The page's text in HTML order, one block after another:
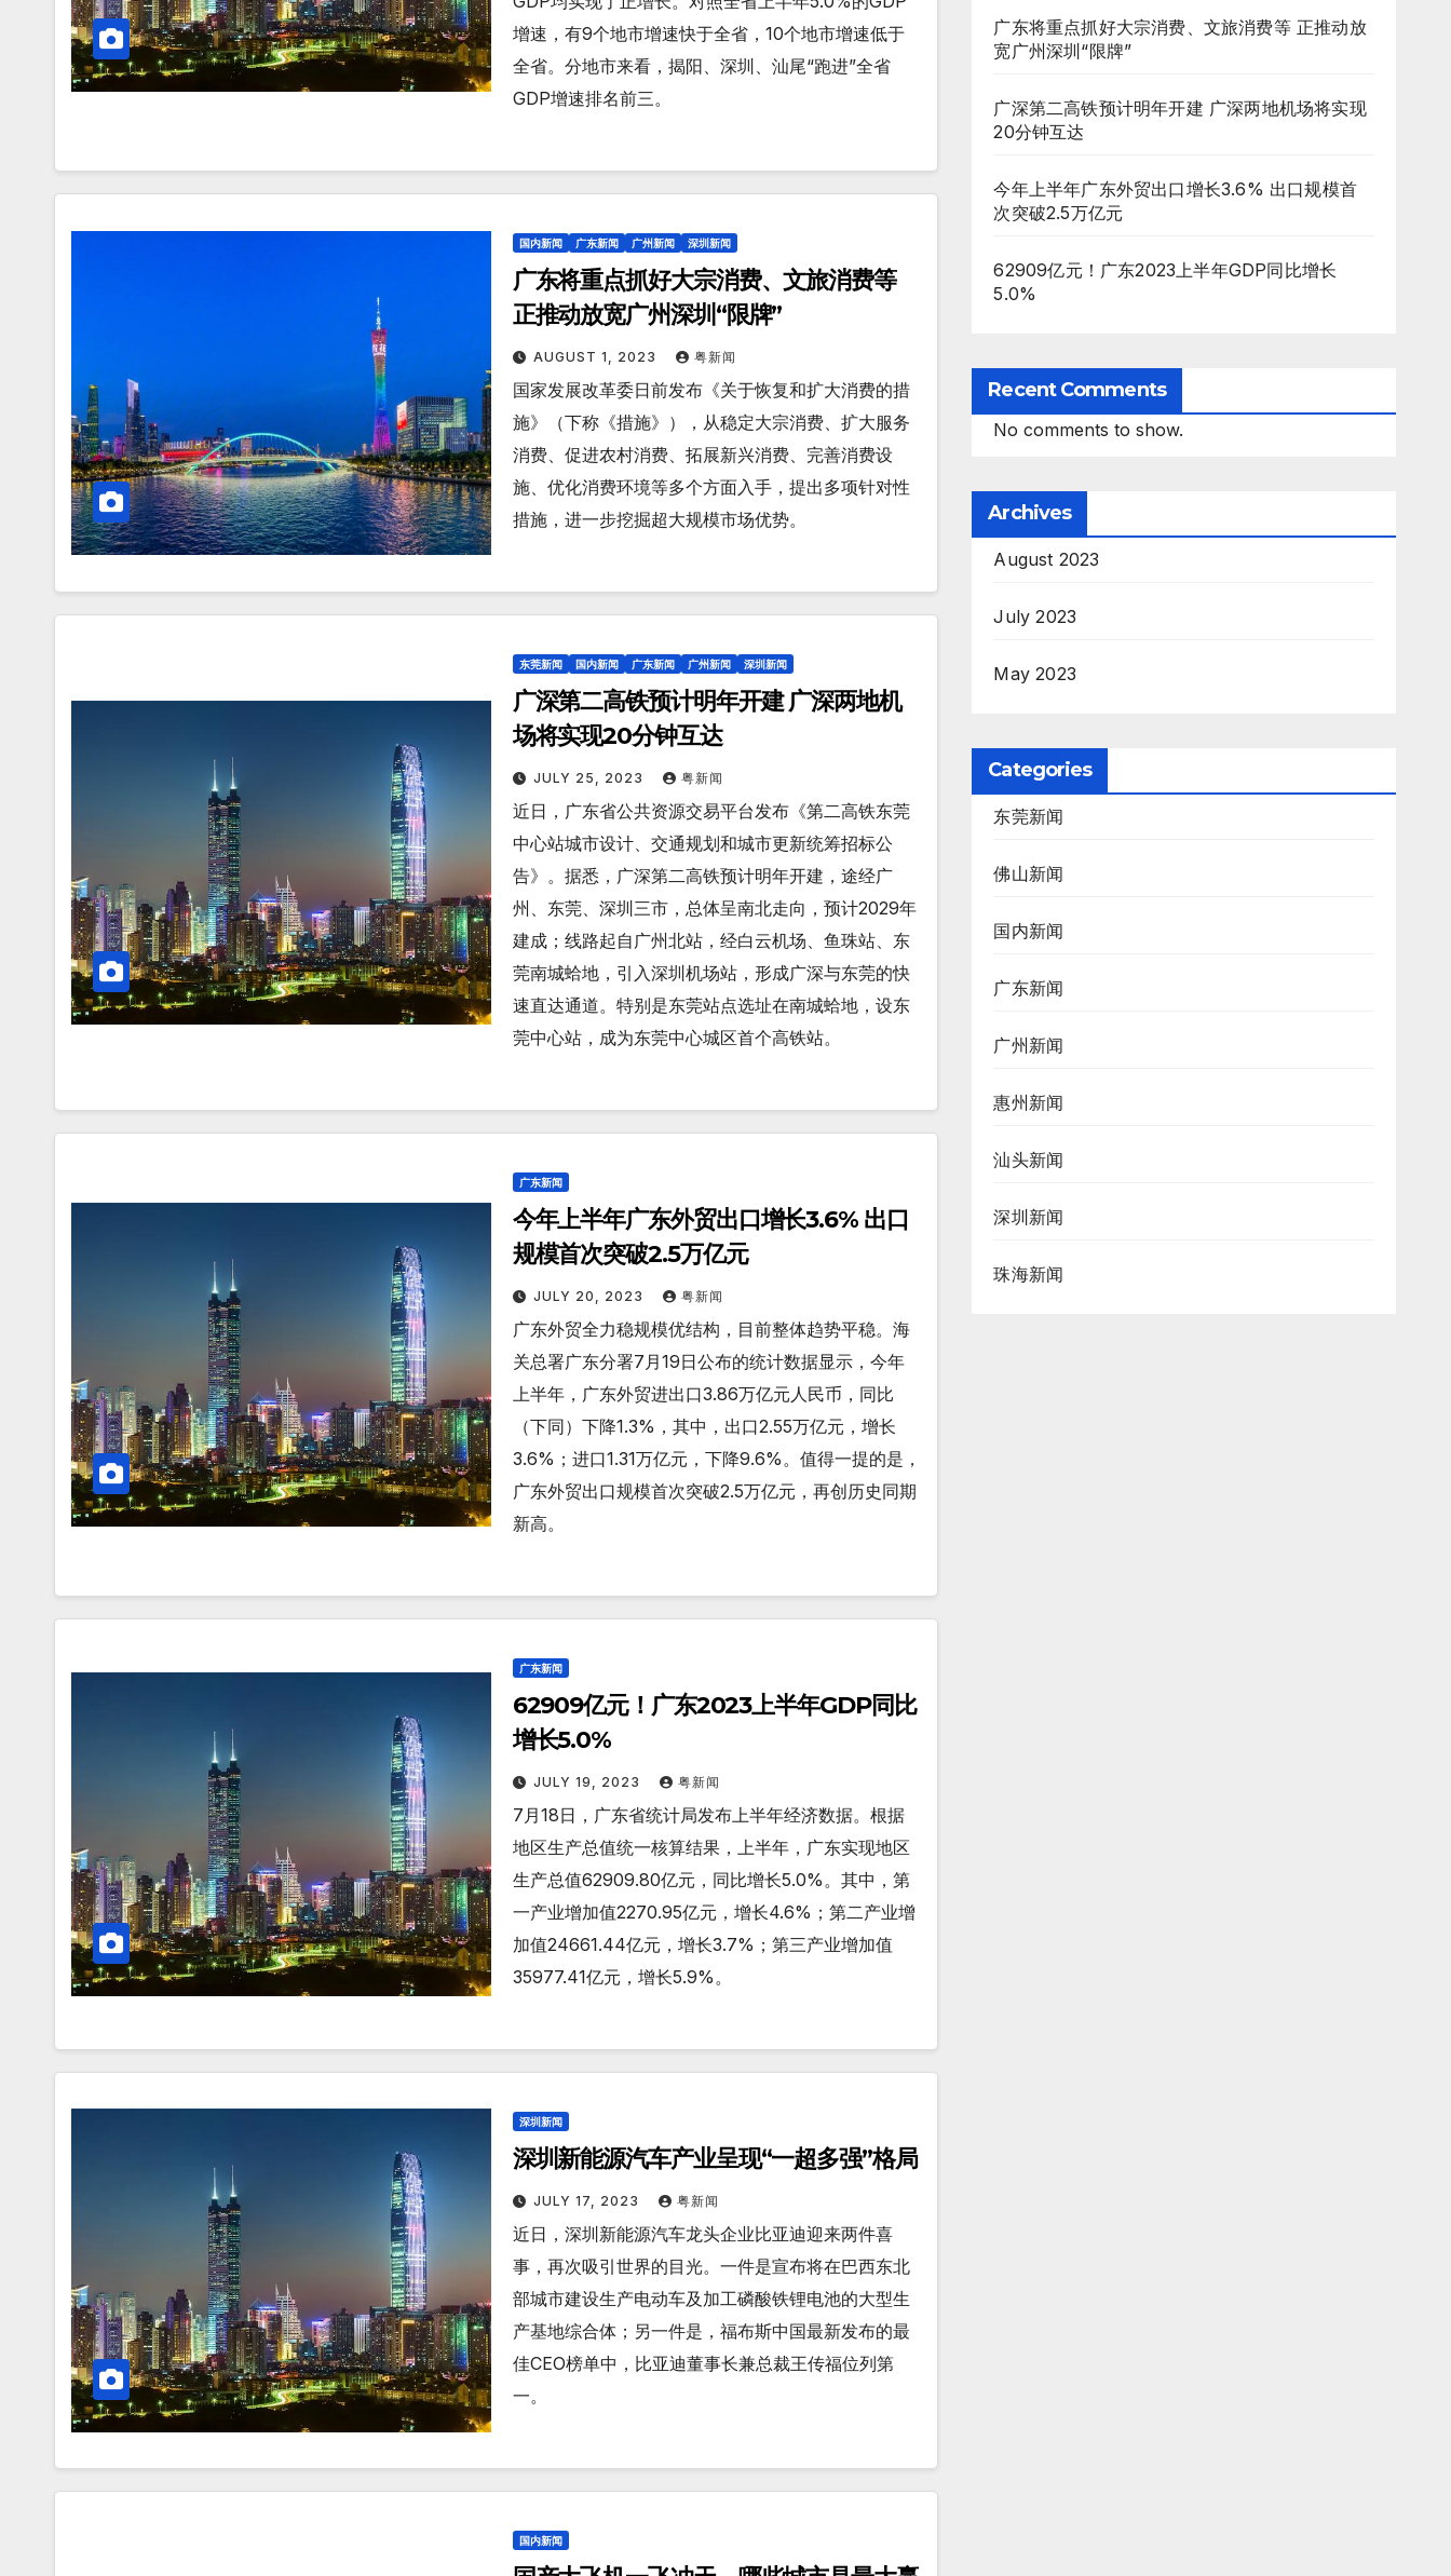
增速，有9个地市增速快于全省，10个地市增速低于
全省。分地市来看，揭阳、深圳、汕尾“跑进”全省
GDP增速排名前三。
国内新闻 广东新闻 广州新闻 深圳新闻
广东将重点抓好大宗消费、文旅消费等
正推动放宽广州深圳“限牌”
AUGUST 1, 2023 粤新闻
国家发展改革委日前发布《关于恢复和扩大消费的措
施》（下称《措施》），从稳定大宗消费、扩大服务
消费、促进农村消费、拓展新兴消费、完善消费设
施、优化消费环境等多个方面入手，提出多项针对性
措施，进一步挖掘超大规模市场优势。
东莞新闻 国内新闻 广东新闻 广州新闻 深圳新闻
广深第二高铁预计明年开建 广深两地机
场将实现20分钟互达
JULY 25, 2023 粤新闻
近日，广东省公共资源交易平台发布《第二高铁东莞
中心站城市设计、交通规划和城市更新统筹招标公
告》。据悉，广深第二高铁预计明年开建，途经广
州、东莞、深圳三市，总体呈南北走向，预计2029年
建成；线路起自广州北站，经白云机场、鱼珠站、东
莞南城蛤地，引入深圳机场站，形成广深与东莞的快
速直达通道。特别是东莞站点选址在南城蛤地，设东
莞中心站，成为东莞中心城区首个高铁站。
广东新闻
今年上半年广东外贸出口增长3.6% 出口
规模首次突破2.5万亿元
JULY 20, 2023 粤新闻
广东外贸全力稳规模优结构，目前整体趋势平稳。海
关总署广东分署7月19日公布的统计数据显示，今年
上半年，广东外贸进出口3.86万亿元人民币，同比
（下同）下降1.3%，其中，出口2.55万亿元，增长
3.6%；进口1.31万亿元，下降9.6%。值得一提的是，
广东外贸出口规模首次突破2.5万亿元，再创历史同期
新高。
广东新闻
62909亿元！广东2023上半年GDP同比
增长5.0%
JULY 19, 2023 粤新闻
7月18日，广东省统计局发布上半年经济数据。根据
地区生产总值统一核算结果，上半年，广东实现地区
生产总值62909.80亿元，同比增长5.0%。其中，第
一产业增加值2270.95亿元，增长4.6%；第二产业增
加值24661.44亿元，增长3.7%；第三产业增加值
35977.41亿元，增长5.9%。
深圳新闻
深圳新能源汽车产业呈现“一超多强”格局
JULY 17, 2023 粤新闻
近日，深圳新能源汽车龙头企业比亚迪迎来两件喜
事，再次吸引世界的目光。一件是宣布将在巴西东北
部城市建设生产电动车及加工磷酸铁锂电池的大型生
产基地综合体；另一件是，福布斯中国最新发布的最
佳CEO榜单中，比亚迪董事长兼总裁王传福位列第
一。
国内新闻
广东将重点抓好大宗消费、文旅消费等 正推动放
宽广州深圳“限牌”
广深第二高铁预计明年开建 广深两地机场将实现
20分钟互达
今年上半年广东外贸出口增长3.6% 出口规模首
次突破2.5万亿元
62909亿元！广东2023上半年GDP同比增长
5.0%
Recent Comments
No comments to show.
Archives
August 2023
July 2023
May 2023
Categories
东莞新闻
佛山新闻
国内新闻
广东新闻
广州新闻
惠州新闻
汕头新闻
深圳新闻
珠海新闻